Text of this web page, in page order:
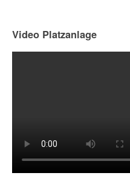
Video Platzanlage